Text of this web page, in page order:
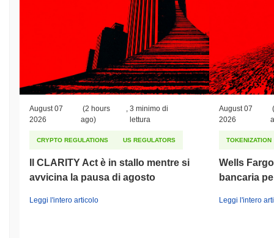
August 07
2026
(2 hours
ago)
,3 minimo di
lettura
CRYPTO REGULATIONS US REGULATORS
Il CLARITY Act è in stallo mentre si
avvicina la pausa di agosto
Leggi l'intero articolo
August 07
2026
TOKENIZATION
Wells
bancaria
Leggi l'intero